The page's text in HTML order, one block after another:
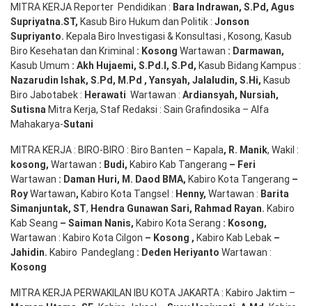
MITRA KERJA Reporter Pendidikan : Bara Indrawan, S.Pd , Agus
Supriyatna.ST, Kasub Biro Hukum dan Politik : Jonson
Supriyanto. Kepala Biro Investigasi & Konsultasi , Kosong, Kasub
Biro Kesehatan dan Kriminal : Kosong Wartawan : Darmawan,
Kasub Umum : Akh Hujaemi, S.Pd.I, S.Pd , Kasub Bidang Kampus :
Nazarudin Ishak, S.Pd , M.Pd , Yansyah, Jalaludin, S.Hi, Kasub
Biro Jabotabek : Herawati Wartawan : Ardiansyah, Nursiah,
Sutisna Mitra Kerja, Staf Redaksi : Sain Grafindosika – Alfa
Mahakarya-Sutani
MITRA KERJA : BIRO-BIRO : Biro Banten – Kapala, R. Manik, Wakil :
kosong, Wartawan : Budi, Kabiro Kab Tangerang – Feri
Wartawan : Daman Huri, M. Daod BMA, Kabiro Kota Tangerang –
RoyWartawan, Kabiro Kota Tangsel : Henny, Wartawan : Barita
Simanjuntak, ST, Hendra Gunawan Sari, Rahmad Rayan. Kabiro
Kab Seang – Saiman Nanis, Kabiro Kota Serang : Kosong,
Wartawan : Kabiro Kota Cilgon – Kosong , Kabiro Kab Lebak –
Jahidin. Kabiro Pandeglang : Deden Heriyanto Wartawan :
Kosong
MITRA KERJA PERWAKILAN IBU KOTA JAKARTA : Kabiro Jaktim –